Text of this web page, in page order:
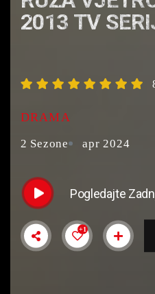
2013 TV
DRAMA
2 Sezone apr 2024
Pogledajte
+1